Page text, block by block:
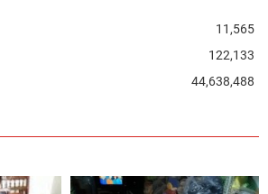
11,565
122,133
44,638,488